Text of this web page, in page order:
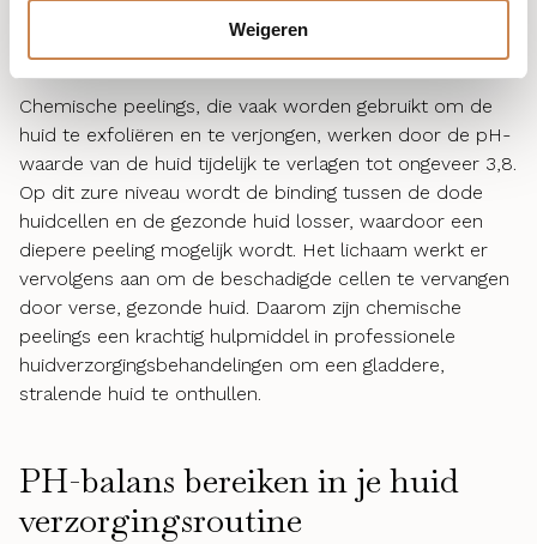
Weigeren
balans is en dat de huidbarrière niet verder wordt
Chemische peelings, die vaak worden gebruikt om de
huid te exfoliëren en te verjongen, werken door de pH-
waarde van de huid tijdelijk te verlagen tot ongeveer 3,8.
Op dit zure niveau wordt de binding tussen de dode
huidcellen en de gezonde huid losser, waardoor een
diepere peeling mogelijk wordt. Het lichaam werkt er
vervolgens aan om de beschadigde cellen te vervangen
door verse, gezonde huid. Daarom zijn chemische
peelings een krachtig hulpmiddel in professionele
huidverzorgingsbehandelingen om een gladdere,
stralende huid te onthullen.
PH-balans bereiken in je huid
verzorgingsroutine